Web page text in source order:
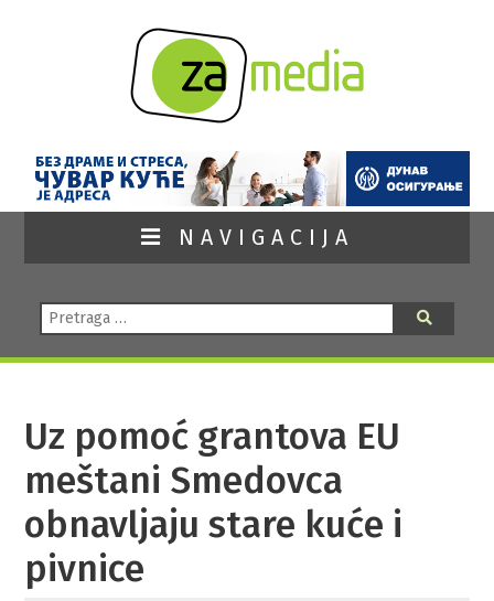
NAVIGACIJA
Pretraga:
Uz pomoć grantova EU
meštani Smedovca
obnavljaju stare kuće i
pivnice